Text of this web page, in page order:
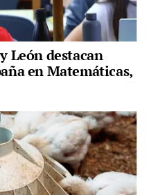
León destacan
en Matemáticas,